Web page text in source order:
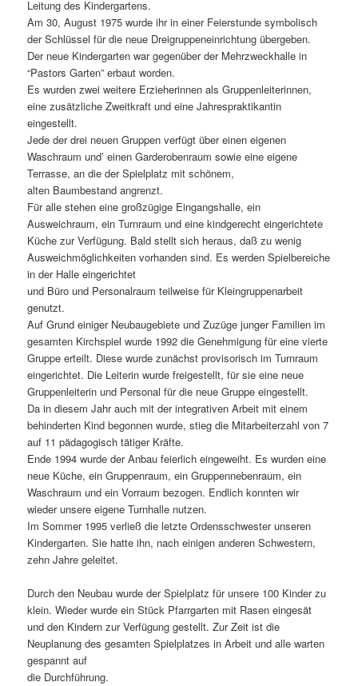
Leitung des Kindergartens.
Am 30, August 1975 wurde ihr in einer Feierstunde symbolisch
der Schlüssel für die neue Dreigruppeneinrichtung übergeben.
Der neue Kindergarten war gegenüber der Mehrzweckhalle in
“Pastors Garten” erbaut worden.
Es wurden zwei weitere Erzieherinnen als Gruppenleiterinnen,
eine zusätzliche Zweitkraft und eine Jahrespraktikantin
eingestellt.
Jede der drei neuen Gruppen verfügt über einen eigenen
Waschraum und’ einen Garderobenraum sowie eine eigene
Terrasse, an die der Spielplatz mit schönem,
alten Baumbestand angrenzt.
Für alle stehen eine großzügige Eingangshalle, ein
Ausweichraum, ein Turnraum und eine kindgerecht eingerichtete
Küche zur Verfügung. Bald stellt sich heraus, daß zu wenig
Ausweichmöglichkeiten vorhanden sind. Es werden Spielbereiche
in der Halle eingerichtet
und Büro und Personalraum teilweise für Kleingruppenarbeit
genutzt.
Auf Grund einiger Neubaugebiete und Zuzüge junger Familien im
gesamten Kirchspiel wurde 1992 die Genehmigung für eine vierte
Gruppe erteilt. Diese wurde zunächst provisorisch im Turnraum
eingerichtet. Die Leiterin wurde freigestellt, für sie eine neue
Gruppenleiterin und Personal für die neue Gruppe eingestellt.
Da in diesem Jahr auch mit der integrativen Arbeit mit einem
behinderten Kind begonnen wurde, stieg die Mitarbeiterzahl von 7
auf 11 pädagogisch tätiger Kräfte.
Ende 1994 wurde der Anbau feierlich eingeweiht. Es wurden eine
neue Küche, ein Gruppenraum, ein Gruppennebenraum, ein
Waschraum und ein Vorraum bezogen. Endlich konnten wir
wieder unsere eigene Turnhalle nutzen.
Im Sommer 1995 verließ die letzte Ordensschwester unseren
Kindergarten. Sie hatte ihn, nach einigen anderen Schwestern,
zehn Jahre geleitet.
Durch den Neubau wurde der Spielplatz für unsere 100 Kinder zu
klein. Wieder wurde ein Stück Pfarrgarten mit Rasen eingesät
und den Kindern zur Verfügung gestellt. Zur Zeit ist die
Neuplanung des gesamten Spielplatzes in Arbeit und alle warten
gespannt auf
die Durchführung.